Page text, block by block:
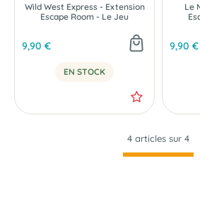
Wild West Express - Extension
Escape Room - Le Jeu
9,90 €
EN STOCK
Le
9,90 €
4 articles sur 4